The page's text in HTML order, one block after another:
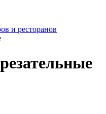
и ресторанов